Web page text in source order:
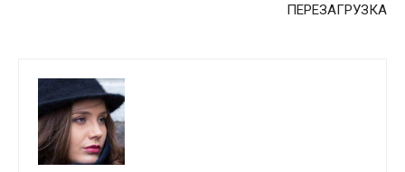
ПЕРЕЗАГРУЗКА